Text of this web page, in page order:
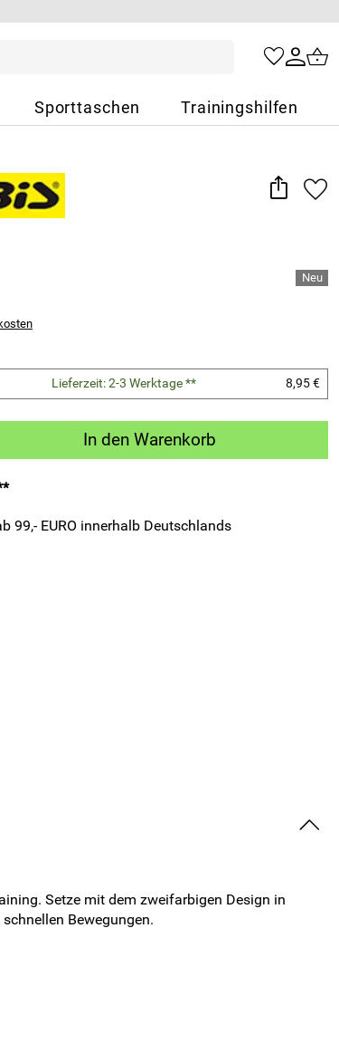
Sporttaschen Trainingshilfen
Lieferzeit: 2-3 Werktage ** 8,95 €
In den Warenkorb
99,- EURO innerhalb Deutschlands
Setze mit dem zweifarbigen Design in
Bewegungen.